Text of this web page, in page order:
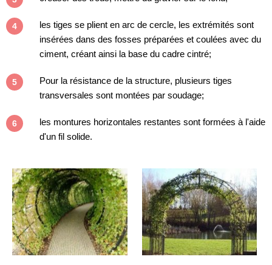
les tiges se plient en arc de cercle, les extrémités sont
insérées dans des fosses préparées et coulées avec du
ciment, créant ainsi la base du cadre cintré;
Pour la résistance de la structure, plusieurs tiges
transversales sont montées par soudage;
les montures horizontales restantes sont formées à l'aide
d'un fil solide.